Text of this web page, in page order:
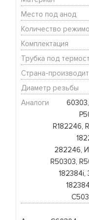
Место под анод
Количество
Комплектация
Трубка под
Страна-
Диаметр резьбы
Аналоги
R182246,
282246,
R50303,
182384i,